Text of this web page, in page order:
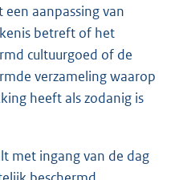
aanpassing van
betreft of het
cultuurgoed of de
verzameling waarop
heeft als zodanig is
met ingang van de dag